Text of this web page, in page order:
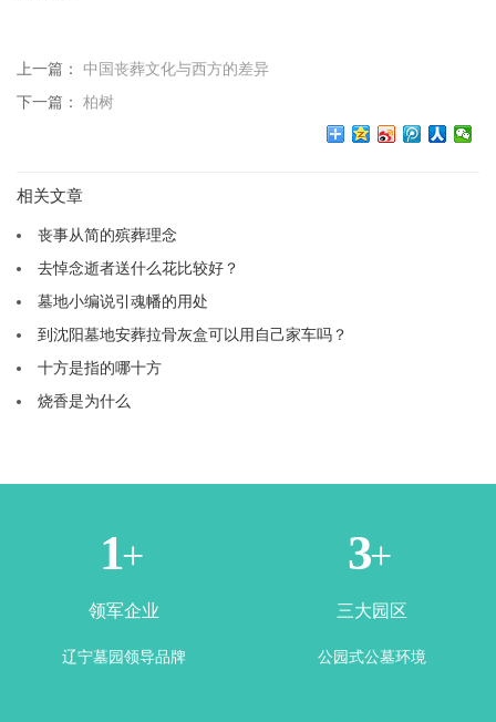
上一篇： 中国丧葬文化与西方的差异
下一篇： 柏树
相关文章
丧事从简的殡葬理念
去悼念逝者送什么花比较好？
墓地小编说引魂幡的用处
到沈阳墓地安葬拉骨灰盒可以用自己家车吗？
十方是指的哪十方
烧香是为什么
1+
领军企业
辽宁墓园领导品牌
3+
三大园区
公园式公墓环境